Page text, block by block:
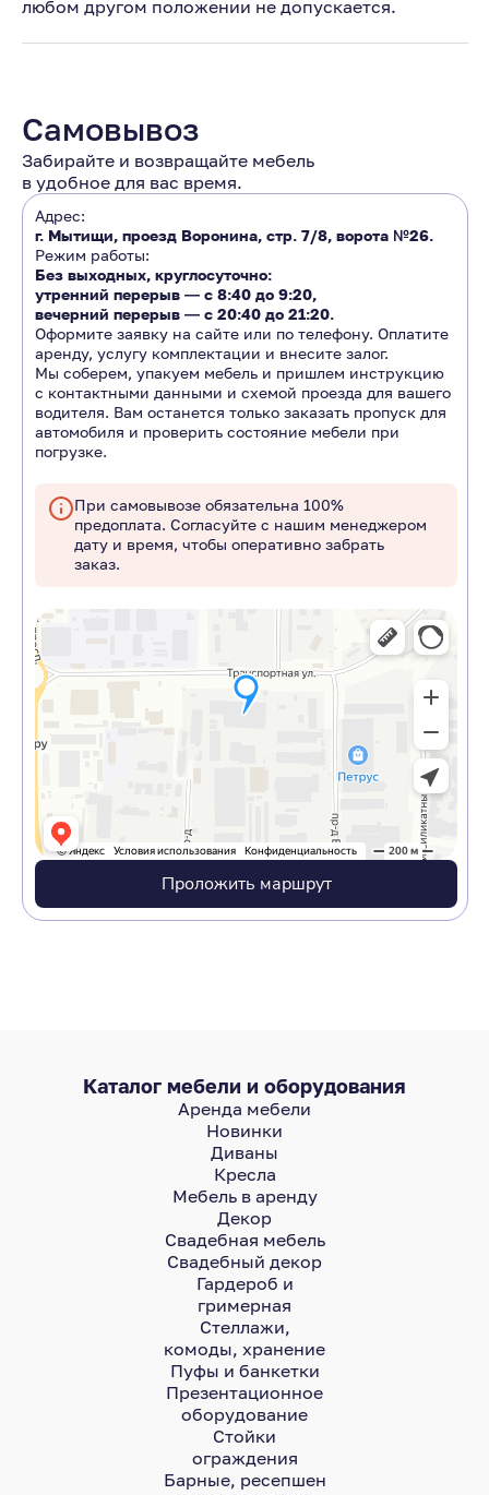
любом другом положении не допускается.
Самовывоз
Забирайте и возвращайте мебель
в удобное для вас время.
Адрес:
г. Мытищи, проезд Воронина, стр. 7/8, ворота №26.
Режим работы:
Без выходных, круглосуточно:
утренний перерыв ― с 8:40 до 9:20,
вечерний перерыв ― с 20:40 до 21:20.
Оформите заявку на сайте или по телефону. Оплатите
аренду, услугу комплектации и внесите залог.
Мы соберем, упакуем мебель и пришлем инструкцию
с контактными данными и схемой проезда для вашего
водителя. Вам останется только заказать пропуск для
автомобиля и проверить состояние мебели при
погрузке.
При самовывозе обязательна 100%
предоплата. Согласуйте с нашим менеджером
дату и время, чтобы оперативно забрать
заказ.
Проложить маршрут
Каталог мебели и оборудования
Аренда мебели
Новинки
Диваны
Кресла
Мебель в аренду
Декор
Свадебная мебель
Свадебный декор
Гардероб и
гримерная
Стеллажи,
комоды, хранение
Пуфы и банкетки
Презентационное
оборудование
Стойки
ограждения
Барные, ресепшен